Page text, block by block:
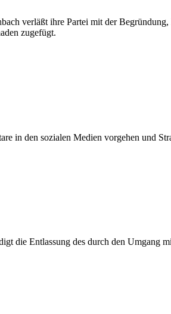
verläßt ihre Partei mit der
zugefügt.
in den sozialen Medien vorgehen und
die Entlassung des durch den Umgang